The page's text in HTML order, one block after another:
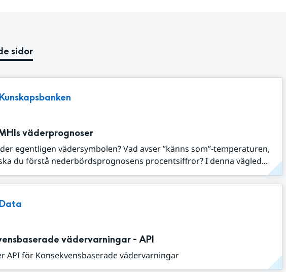
sidor
Kunskapsbanken
väderprognoser
egentligen vädersymbolen? Vad avser ”känns som”-temperaturen,
du förstå nederbördsprognosens procentsiffror? I denna vägled...
Data
vädervarningar - API
API för Konsekvensbaserade vädervarningar